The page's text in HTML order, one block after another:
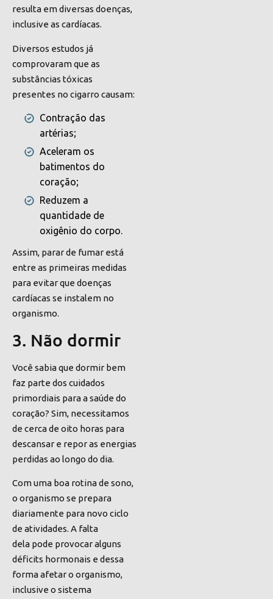
resulta em diversas doenças,
inclusive as cardíacas.
Diversos estudos já
comprovaram que as
substâncias tóxicas
presentes no cigarro causam:
Contração das
artérias;
Aceleram os
batimentos do
coração;
Reduzem a
quantidade de
oxigênio do corpo.
Assim, parar de fumar está
entre as primeiras medidas
para evitar que doenças
cardíacas se instalem no
organismo.
3. Não dormir
Você sabia que dormir bem
faz parte dos cuidados
primordiais para a saúde do
coração? Sim, necessitamos
de cerca de oito horas para
descansar e repor as energias
perdidas ao longo do dia.
Com uma boa rotina de sono,
o organismo se prepara
diariamente para novo ciclo
de atividades. A falta
dela pode provocar alguns
déficits hormonais e dessa
forma afetar o organismo,
inclusive o sistema